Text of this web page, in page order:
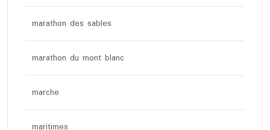
marathon des sables
marathon du mont blanc
marche
maritimes